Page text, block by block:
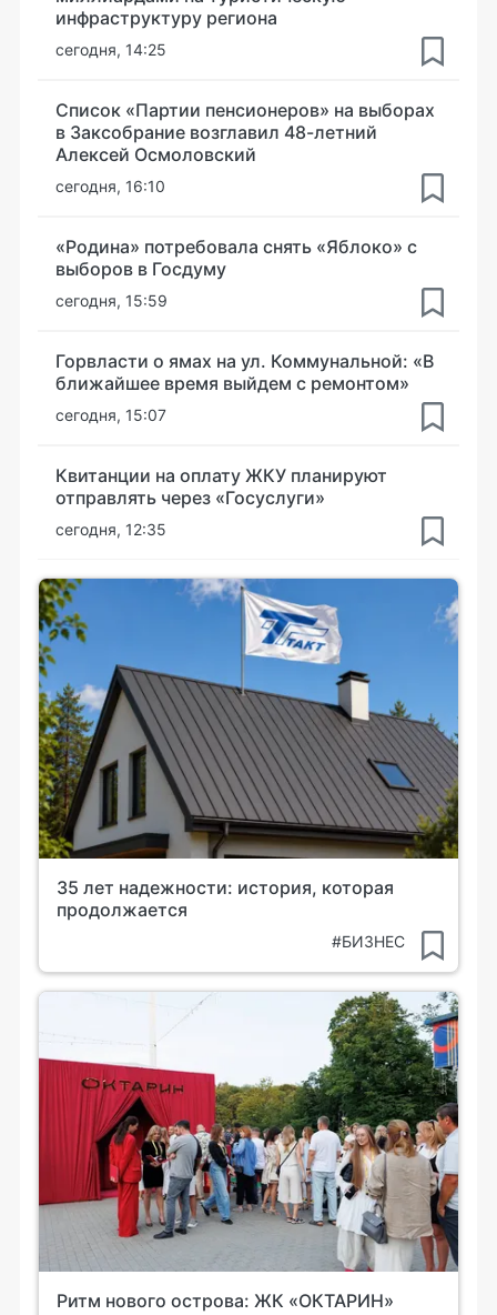
инфраструктуру региона
сегодня, 14:25
Список «Партии пенсионеров» на выборах
в Заксобрание возглавил 48-летний
Алексей Осмоловский
сегодня, 16:10
«Родина» потребовала снять «Яблоко» с
выборов в Госдуму
сегодня, 15:59
Горвласти о ямах на ул. Коммунальной: «В
ближайшее время выйдем с ремонтом»
сегодня, 15:07
Квитанции на оплату ЖКУ планируют
отправлять через «Госуслуги»
сегодня, 12:35
35 лет надежности: история, которая
продолжается
#БИЗНЕС
Ритм нового острова: ЖК «ОКТАРИН»